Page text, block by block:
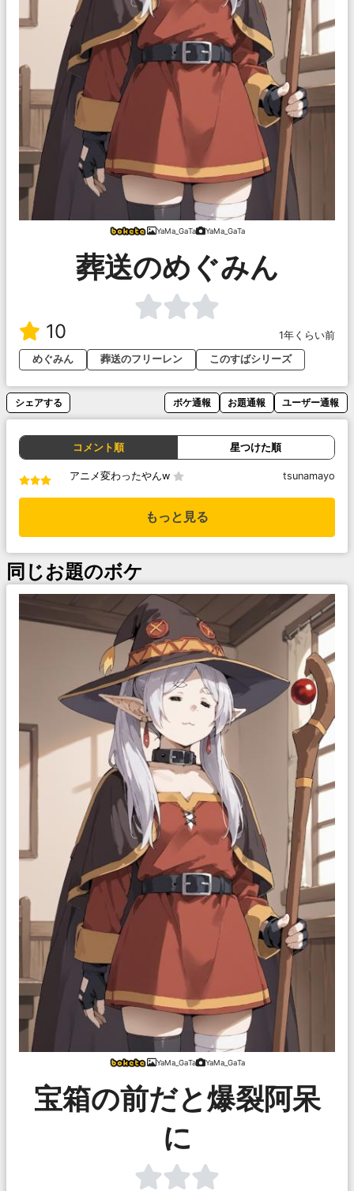
YaMa_GaTa YaMa_GaTa
葬送のめぐみん
10
1年くらい前
めぐみん
葬送のフリーレン このすばシリーズ
シェアする ボケ通報 お題通報 ユーザー通報
コメント順 星つけた順
アニメ変わったやんw tsunamayo
もっと見る
同じお題のボケ
YaMa_GaTa YaMa_GaTa
宝箱の前だと爆裂阿呆
に